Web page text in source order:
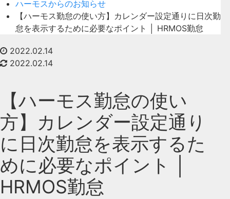
ハーモスからのお知らせ
【ハーモス勤怠の使い方】カレンダー設定通りに日次勤
怠を表示するために必要なポイント │ HRMOS勤怠
2022.02.14
2022.02.14
【ハーモス勤怠の使い
方】カレンダー設定通り
に日次勤怠を表示するた
めに必要なポイント │
HRMOS勤怠